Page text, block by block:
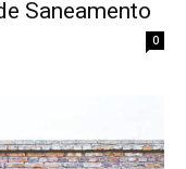
Saneamento
0